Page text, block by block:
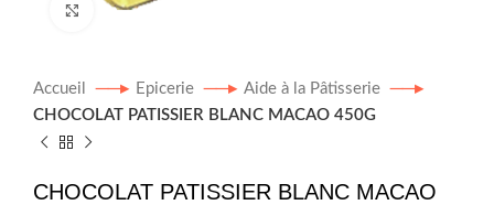
Click to enlarge
Accueil Epicerie
Aide à la Pâtisserie
CHOCOLAT PATISSIER BLANC MACAO 450G
CHOCOLAT PATISSIER BLANC MACAO